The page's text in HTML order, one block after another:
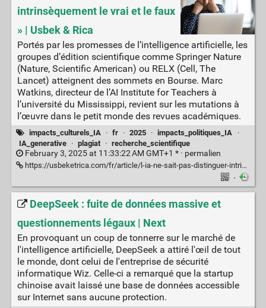
intrinsèquement le vrai et le faux
» | Usbek & Rica
Portés par les promesses de l’intelligence artificielle, les
groupes d’édition scientifique comme Springer Nature
(Nature, Scientific American) ou RELX (Cell, The
Lancet) atteignent des sommets en Bourse. Marc
Watkins, directeur de l’AI Institute for Teachers à
l’université du Mississippi, revient sur les mutations à
l’œuvre dans le petit monde des revues académiques.
impacts_culturels_IA · fr · 2025 · impacts_politiques_IA
·
IA_generative
· plagiat · recherche_scientifique
February 3, 2025 at 11:33:22 AM GMT+1 * · permalien
https://usbeketrica.com/fr/article/l-ia-ne-sait-pas-distinguer-intrinsequement-le-vrai-et-le-faux
·
DeepSeek : fuite de données massive et
questionnements légaux | Next
En provoquant un coup de tonnerre sur le marché de
l'intelligence artificielle, DeepSeek a attiré l'œil de tout
le monde, dont celui de l'entreprise de sécurité
informatique Wiz. Celle-ci a remarqué que la startup
chinoise avait laissé une base de données accessible
sur Internet sans aucune protection.